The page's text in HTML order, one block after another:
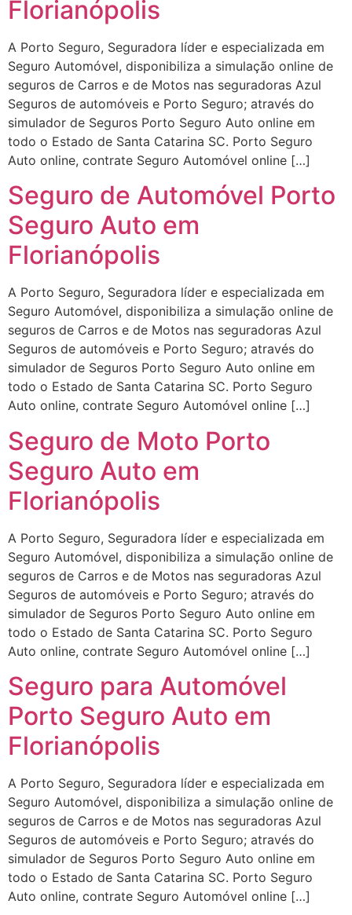
Florianópolis
A Porto Seguro, Seguradora líder e especializada em
Seguro Automóvel, disponibiliza a simulação online de
seguros de Carros e de Motos nas seguradoras Azul
Seguros de automóveis e Porto Seguro; através do
simulador de Seguros Porto Seguro Auto online em
todo o Estado de Santa Catarina SC. Porto Seguro
Auto online, contrate Seguro Automóvel online […]
Seguro de Automóvel Porto
Seguro Auto em
Florianópolis
A Porto Seguro, Seguradora líder e especializada em
Seguro Automóvel, disponibiliza a simulação online de
seguros de Carros e de Motos nas seguradoras Azul
Seguros de automóveis e Porto Seguro; através do
simulador de Seguros Porto Seguro Auto online em
todo o Estado de Santa Catarina SC. Porto Seguro
Auto online, contrate Seguro Automóvel online […]
Seguro de Moto Porto
Seguro Auto em
Florianópolis
A Porto Seguro, Seguradora líder e especializada em
Seguro Automóvel, disponibiliza a simulação online de
seguros de Carros e de Motos nas seguradoras Azul
Seguros de automóveis e Porto Seguro; através do
simulador de Seguros Porto Seguro Auto online em
todo o Estado de Santa Catarina SC. Porto Seguro
Auto online, contrate Seguro Automóvel online […]
Seguro para Automóvel
Porto Seguro Auto em
Florianópolis
A Porto Seguro, Seguradora líder e especializada em
Seguro Automóvel, disponibiliza a simulação online de
seguros de Carros e de Motos nas seguradoras Azul
Seguros de automóveis e Porto Seguro; através do
simulador de Seguros Porto Seguro Auto online em
todo o Estado de Santa Catarina SC. Porto Seguro
Auto online, contrate Seguro Automóvel online […]